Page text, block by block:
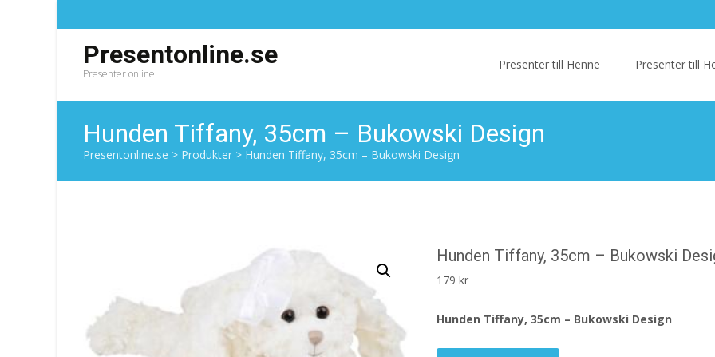
Presentonline.se
Presenter online
Presenter till Henne Presenter till
Hunden Tiffany, 35cm – Bukowski Design
Presentonline.se > Produkter > Hunden Tiffany, 35cm – Bukowski Design
Hunden Tiffany, 35cm – Bukowski
179kr
Hunden Tiffany, 35cm – Bukowski Design